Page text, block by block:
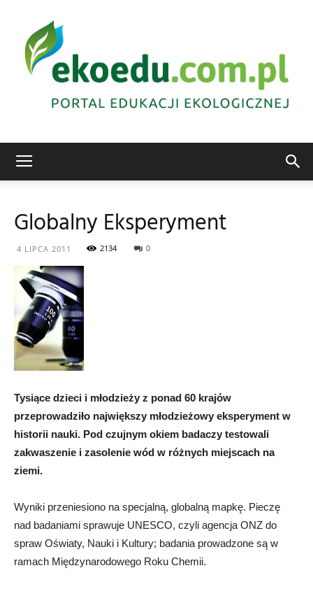
ekologiczna
Globalny Eksperyment
4 LIPCA 2011 2134 0
Tysiące dzieci i młodzieży z ponad 60 krajów
przeprowadziło największy młodzieżowy eksperyment w
historii nauki. Pod czujnym okiem badaczy testowali
zakwaszenie i zasolenie wód w różnych miejscach na
ziemi.
Wyniki przeniesiono na specjalną, globalną mapkę. Pieczę
nad badaniami sprawuje UNESCO, czyli agencja ONZ do
spraw Oświaty, Nauki i Kultury; badania prowadzone są w
ramach Międzynarodowego Roku Chemii.